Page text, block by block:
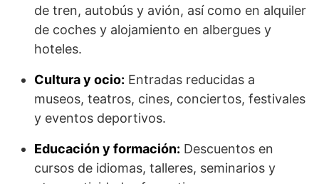
de tren, autobús y avión, así como en alquiler
de coches y alojamiento en albergues y
hoteles.
Cultura y ocio: Entradas reducidas a
museos, teatros, cines, conciertos, festivales
y eventos deportivos.
Educación y formación: Descuentos en
cursos de idiomas, talleres, seminarios y